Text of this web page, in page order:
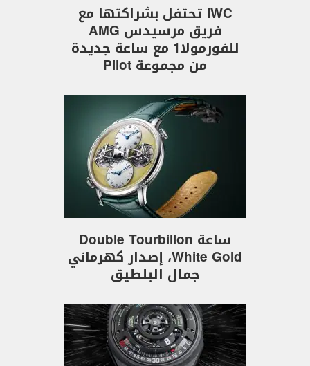
IWC تحتفل بشراكتها مع
فريق مرسيدس AMG
للفورمولا1 مع ساعة جديدة
من مجموعة Pilot
ساعة Double Tourbillon
White Gold، إصدار كهرماني
جمال البلطيق